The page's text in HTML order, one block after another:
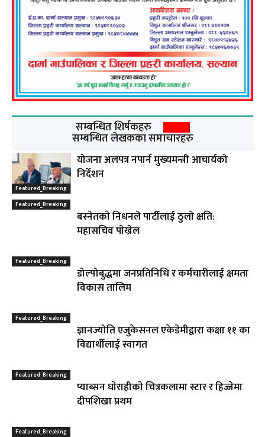
सम्बन्धित शिर्षकहरु
सम्बन्धित लेखकका समाचारहरु
Featured_Breaking
योजना अलपत्र नपार्न मुख्यमन्त्री आचार्यको
निर्देशन
Featured_Breaking
बस्नेतकाे निधनले पार्टीलाई ठुलाे क्षति:
महासचिव पाेख्रेल
Featured_Breaking
डोल्पोबुद्धमा जनप्रतिनिधि र कर्मचारीलाई क्षमता
विकास तालिम
Featured_Breaking
ज्ञानज्योति एजुकेसनल एकेडेमीद्वारा कक्षा ११ का
विद्यार्थीलाई स्वागत
Featured_Breaking
प्याब्सन घाेराहीकाे चित्रकलामा स्टार र हिज्जेमा
दीपशिखा प्रथम
Featured_Breaking